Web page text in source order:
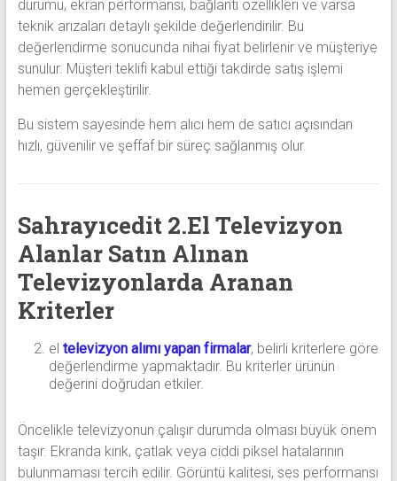
durumu, ekran performansı, bağlantı özellikleri ve varsa
teknik arızaları detaylı şekilde değerlendirilir. Bu
değerlendirme sonucunda nihai fiyat belirlenir ve müşteriye
sunulur. Müşteri teklifi kabul ettiği takdirde satış işlemi
hemen gerçekleştirilir.
Bu sistem sayesinde hem alıcı hem de satıcı açısından
hızlı, güvenilir ve şeffaf bir süreç sağlanmış olur.
Sahrayıcedit 2.El Televizyon
Alanlar Satın Alınan
Televizyonlarda Aranan
Kriterler
el televizyon alımı yapan firmalar, belirli kriterlere göre
değerlendirme yapmaktadır. Bu kriterler ürünün
değerini doğrudan etkiler.
Öncelikle televizyonun çalışır durumda olması büyük önem
taşır. Ekranda kırık, çatlak veya ciddi piksel hatalarının
bulunmaması tercih edilir. Görüntü kalitesi, ses performansı